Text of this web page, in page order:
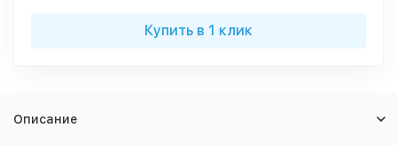
Купить в 1 клик
Описание